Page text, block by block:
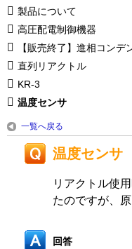
製品について
高圧配電制御機器
【販売終了】進相コンデ
直列リアクトル
KR-3
温度センサ
一覧へ戻る
温度センサ
リアクトル使
たのですが、
回答